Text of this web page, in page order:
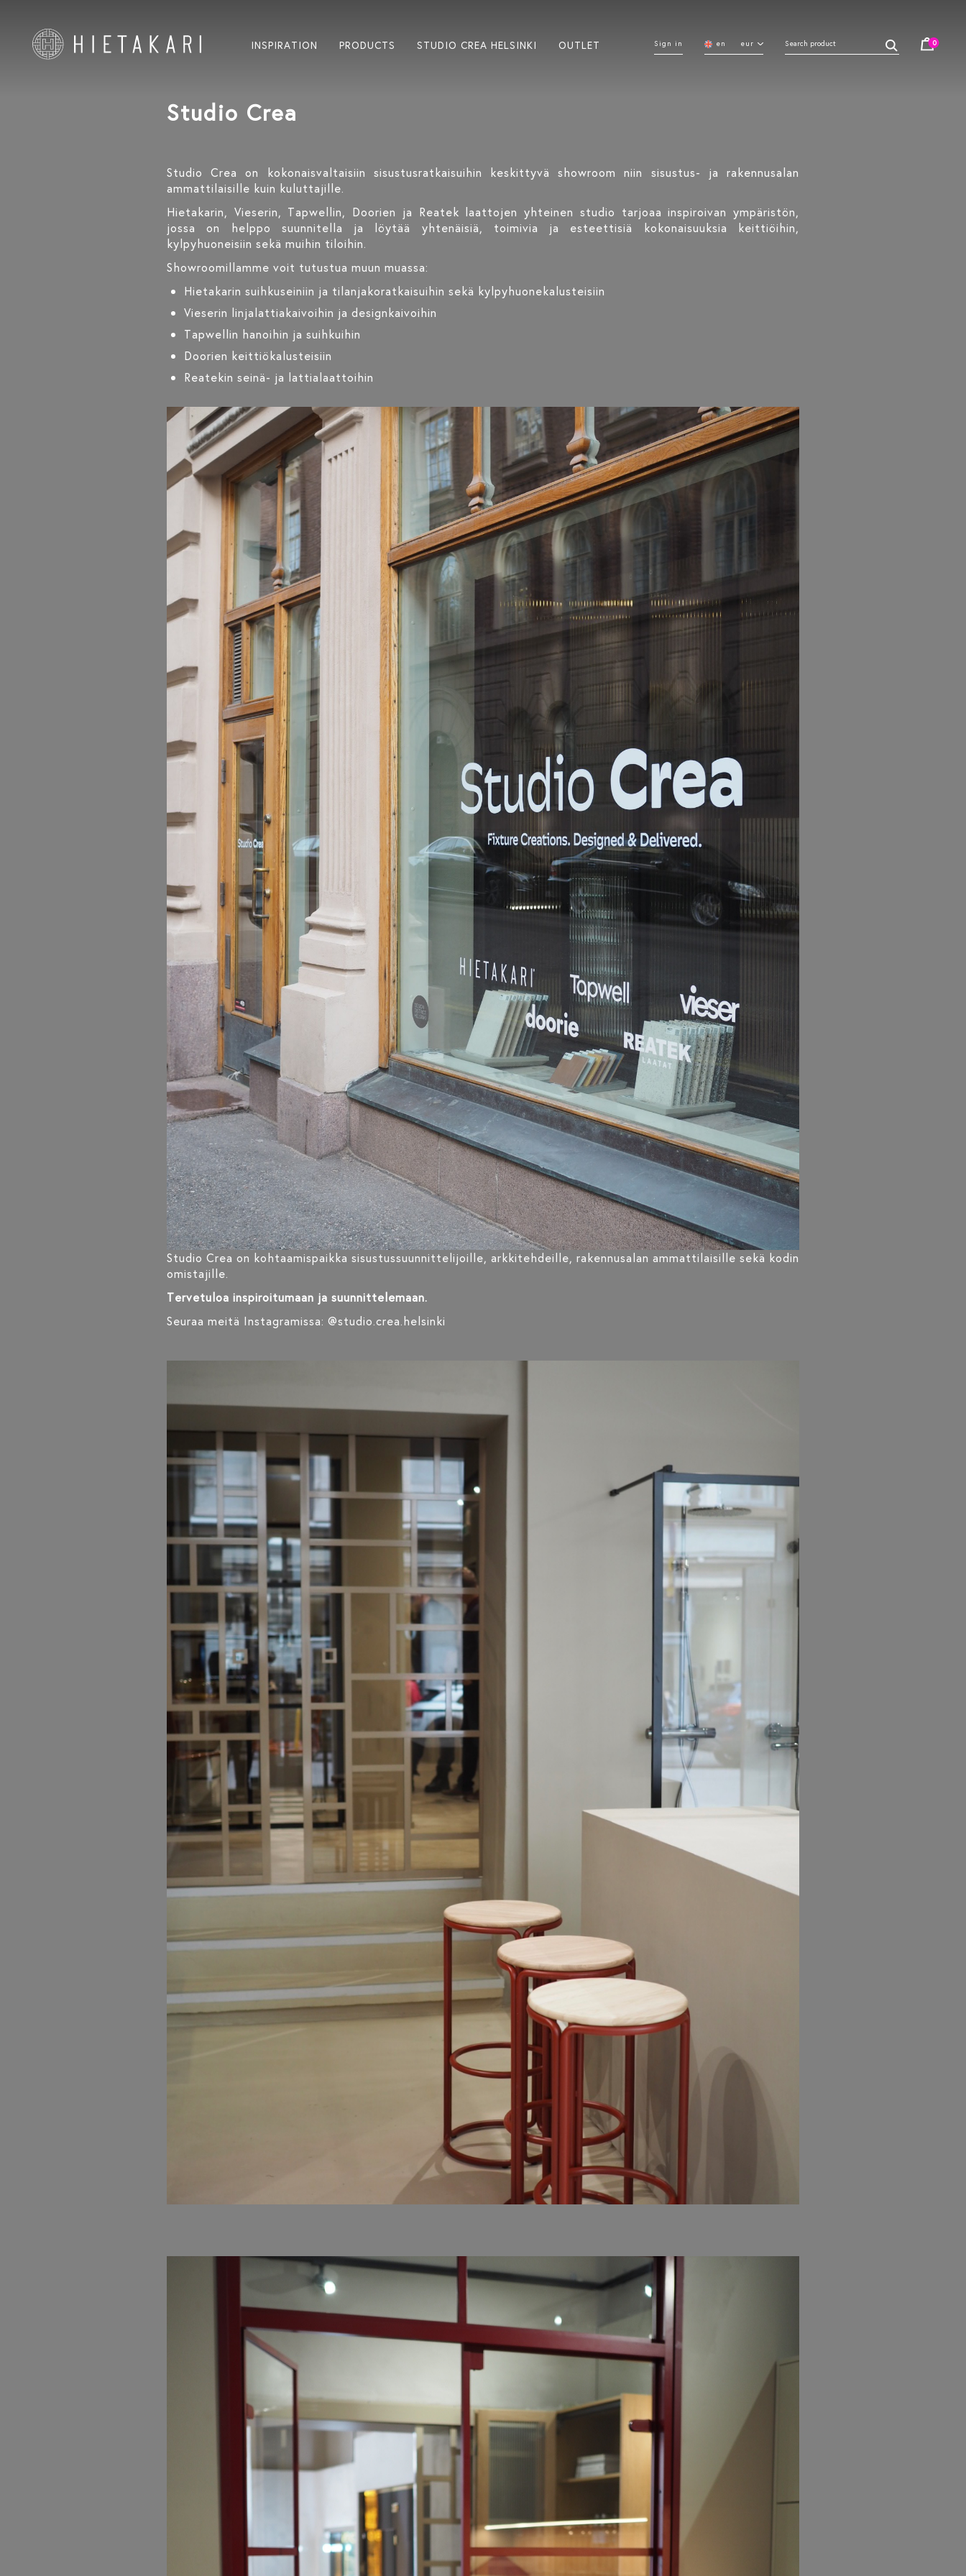
INSPIRATION PRODUCTS STUDIO CREA HELSINKI OUTLET Sign in en eur 0
Studio Crea
Studio Crea on kokonaisvaltaisiin sisustusratkaisuihin keskittyvä showroom niin sisustus- ja rakennusalan
ammattilaisille kuin kuluttajille.
Hietakarin, Vieserin, Tapwellin, Doorien ja Reatek laattojen yhteinen studio tarjoaa inspiroivan ympäristön,
jossa on helppo suunnitella ja löytää yhtenäisiä, toimivia ja esteettisiä kokonaisuuksia keittiöihin,
kylpyhuoneisiin sekä muihin tiloihin.
Showroomillamme voit tutustua muun muassa:
Hietakarin suihkuseiniin ja tilanjakoratkaisuihin sekä kylpyhuonekalusteisiin
Vieserin linjalattiakaivoihin ja designkaivoihin
Tapwellin hanoihin ja suihkuihin
Doorien keittiökalusteisiin
Reatekin seinä- ja lattialaattoihin
Studio Crea on kohtaamispaikka sisustussuunnittelijoille, arkkitehdeille, rakennusalan ammattilaisille sekä kodin
omistajille.
Tervetuloa inspiroitumaan ja suunnittelemaan.
Seuraa meitä Instagramissa: @studio.crea.helsinki